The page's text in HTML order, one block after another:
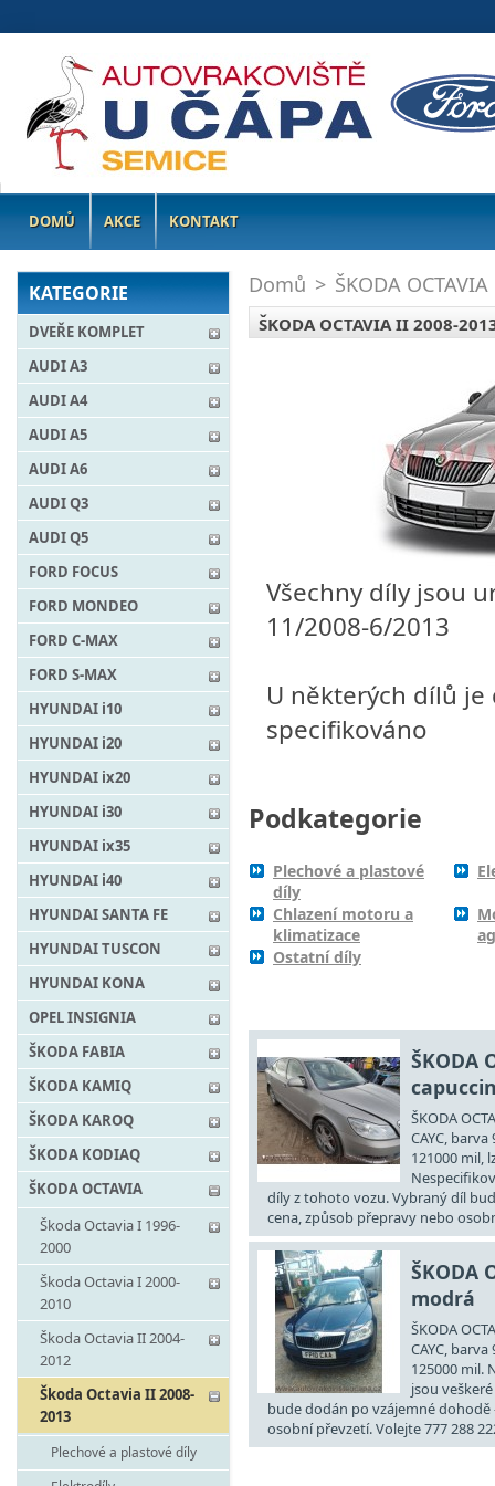
DOMŮ AKCE KONTAKT
KATEGORIE
DVEŘE KOMPLET
AUDI A3
AUDI A4
AUDI A5
AUDI A6
AUDI Q3
AUDI Q5
FORD FOCUS
FORD MONDEO
FORD C-MAX
FORD S-MAX
HYUNDAI i10
HYUNDAI i20
HYUNDAI ix20
HYUNDAI i30
HYUNDAI ix35
HYUNDAI i40
HYUNDAI SANTA FE
HYUNDAI TUSCON
HYUNDAI KONA
OPEL INSIGNIA
ŠKODA FABIA
ŠKODA KAMIQ
ŠKODA KAROQ
ŠKODA KODIAQ
ŠKODA OCTAVIA
Škoda Octavia I 1996-
2000
Škoda Octavia I 2000-
2010
Škoda Octavia II 2004-
2012
Škoda Octavia II 2008-
2013
Plechové a plastové díly
Domů > ŠKODA OCTAVIA
ŠKODA OCTAVIA II 2008-
Všechny díly jsou
11/2008-6/2013
U některých dílů
specifikováno
Podkategorie
Plechové a plastové
díly
Chlazení motoru a
klimatizace
Ostatní díly
ŠKODA
ŠKODA
CAYC,
121000 mil,
díly z tohoto vozu. Vybraný díl
cena, způsob přepravy nebo
ŠKODA
modrá
ŠKODA
CAYC,
125000 mil.
jsou
bude dodán po vzájemné
osobní převzetí. Volejte 777 288